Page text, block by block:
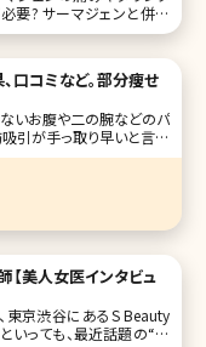
要? サーマジェンと併用
口コミなど。部分痩せ
いお腹や二の腕などのパ
引が手っ取り早いと言わ
強いといったイメージがあ
かの方法がありますが、
美人女医インタビュ
東京渋谷にあるS Beauty
いっても、最近話題の“奥